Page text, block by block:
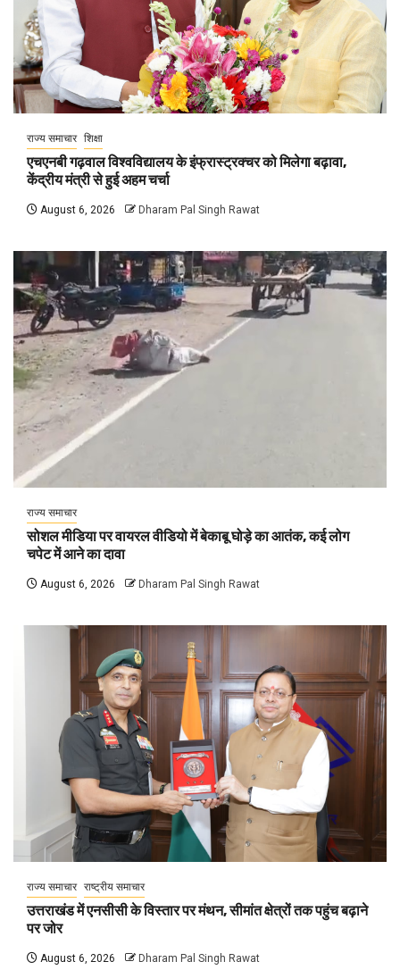
राज्य समाचार शिक्षा
एचएनबी गढ़वाल विश्वविद्यालय के इंफ्रास्ट्रक्चर को मिलेगा बढ़ावा,
केंद्रीय मंत्री से हुई अहम चर्चा
August 6, 2026 Dharam Pal Singh Rawat
राज्य समाचार
सोशल मीडिया पर वायरल वीडियो में बेकाबू घोड़े का आतंक, कई लोग
चपेट में आने का दावा
August 6, 2026 Dharam Pal Singh Rawat
राज्य समाचार राष्ट्रीय समाचार
उत्तराखंड में एनसीसी के विस्तार पर मंथन, सीमांत क्षेत्रों तक पहुंच बढ़ाने
पर जोर
August 6, 2026 Dharam Pal Singh Rawat